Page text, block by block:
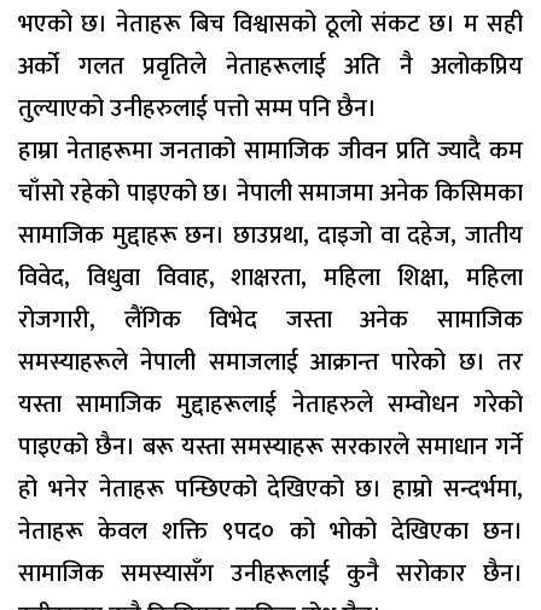
भएको छ। नेताहरू बिच विश्वासको ठूलो संकट छ। म सही
अर्को गलत प्रवृतिले नेताहरूलाई अति नै अलोकप्रिय
तुल्याएको उनीहरुलाई पत्तो सम्म पनि छैन।
हाम्रा नेताहरूमा जनताको सामाजिक जीवन प्रति ज्यादै कम
चाँसो रहेको पाइएको छ। नेपाली समाजमा अनेक किसिमका
सामाजिक मुद्दाहरू छन। छाउप्रथा, दाइजो वा दहेज, जातीय
विवेद, विधुवा विवाह, शाक्षरता, महिला शिक्षा, महिला
रोजगारी, लैंगिक विभेद जस्ता अनेक सामाजिक
समस्याहरूले नेपाली समाजलाई आक्रान्त पारेको छ। तर
यस्ता सामाजिक मुद्दाहरूलाई नेताहरुले सम्वोधन गरेको
पाइएको छैन। बरू यस्ता समस्याहरू सरकारले समाधान गर्ने
हो भनेर नेताहरू पन्छिएको देखिएको छ। हाम्रो सन्दर्भमा,
नेताहरू केवल शक्ति ९पद० को भोको देखिएका छन।
सामाजिक समस्यासँग उनीहरूलाई कुनै सरोकार छैन।